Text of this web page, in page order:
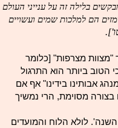
בלילה זה על ענייני העולם
הם למלכות שמים ועשויים
מצרפות" [כלומר
הטוב ביותר הוא התרגול
אבותינו בידינו" אף אם
בצורה מסוימת, הרי נמשיך
לולא הלוח והמועדים